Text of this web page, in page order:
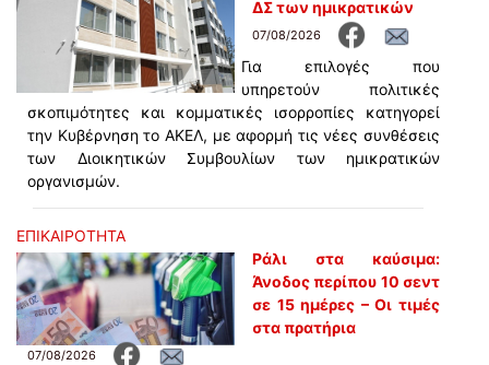
ΔΣ των ημικρατικών
07/08/2026
Για επιλογές που
υπηρετούν πολιτικές
σκοπιμότητες και κομματικές ισορροπίες κατηγορεί
την Κυβέρνηση το ΑΚΕΛ, με αφορμή τις νέες συνθέσεις
των Διοικητικών Συμβουλίων των ημικρατικών
οργανισμών.
ΕΠΙΚΑΙΡΟΤΗΤΑ
Ράλι στα καύσιμα:
Άνοδος περίπου 10 σεντ
σε 15 ημέρες – Οι τιμές
στα πρατήρια
07/08/2026